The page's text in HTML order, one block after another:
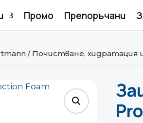
Промо Препоръчани
/ Почистване, хидратация